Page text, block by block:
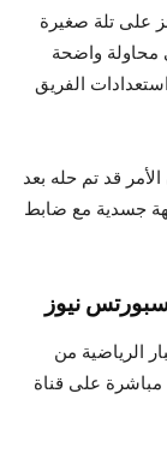
على تلة صغيرة
محاولة واضحة
الفريق
قد تم حله بعد
جسدية مع ضابط
نيوز
الرياضية من
مباشرة على قناة